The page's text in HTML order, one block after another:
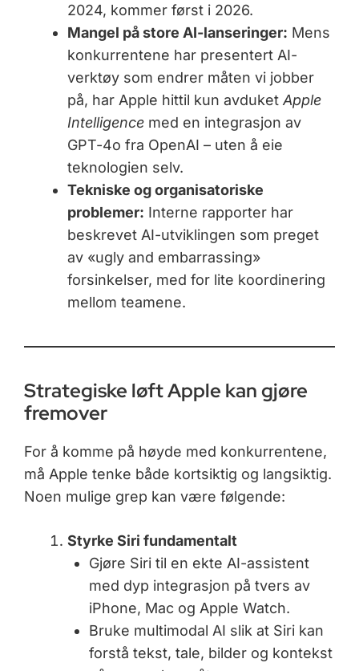
2024, kommer først i 2026.
Mangel på store AI-lanseringer: Mens
konkurrentene har presentert AI-
verktøy som endrer måten vi jobber
på, har Apple hittil kun avduket Apple
Intelligencemed en integrasjon av
GPT-4o fra OpenAI – uten å eie
teknologien selv.
Tekniske og organisatoriske
problemer: Interne rapporter har
beskrevet AI-utviklingen som preget
av «ugly and embarrassing»
forsinkelser, med for lite koordinering
mellom teamene.
Strategiske løft Apple kan gjøre
fremover
For å komme på høyde med konkurrentene,
må Apple tenke både kortsiktig og langsiktig.
Noen mulige grep kan være følgende:
Styrke Siri fundamentalt
Gjøre Siri til en ekte AI-assistent
med dyp integrasjon på tvers av
iPhone, Mac og Apple Watch.
Bruke multimodal AI slik at Siri kan
forstå tekst, tale, bilder og kontekst